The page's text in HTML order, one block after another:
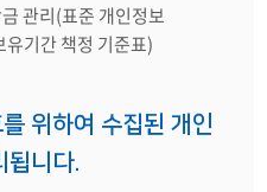
관리(표준 개인정보
기간 책정 기준표)
위하여 수집된 개인
됩니다.